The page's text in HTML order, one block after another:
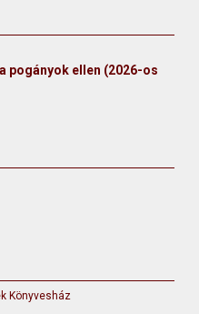
pogányok ellen (2026-os
Könyvesház